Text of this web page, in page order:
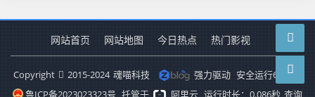
网站首页 网站地图 今日热点 热门影视
Copyright 2015-2024 魂喵科技 强力驱动 安全运行6573天
鲁ICP备2023023323号 托管于 阿里云 运行时长：0.086秒 查询